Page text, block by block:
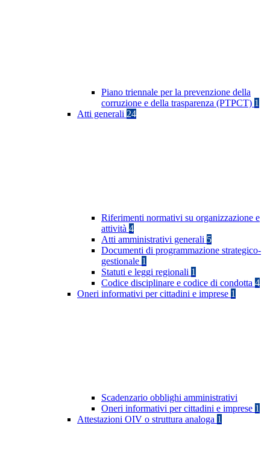
Piano triennale per la prevenzione della
corruzione e della trasparenza (PTPCT) 1
Atti generali 24
Riferimenti normativi su organizzazione e
attività 4
Atti amministrativi generali 5
Documenti di programmazione strategico-
gestionale 1
Statuti e leggi regionali 1
Codice disciplinare e codice di condotta 4
Oneri informativi per cittadini e imprese 1
Scadenzario obblighi amministrativi
Oneri informativi per cittadini e imprese 1
Attestazioni OIV o struttura analoga 1